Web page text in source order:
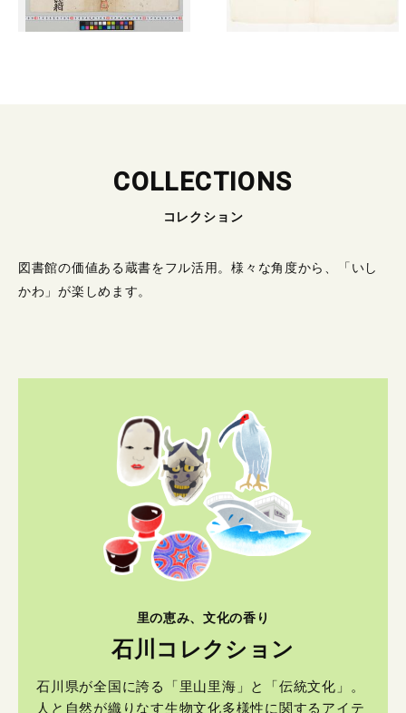
COLLECTIONS
コレクション
図書館の価値ある蔵書をフル活用。様々な角度から、「いし
かわ」が楽しめます。
里の恵み、文化の香り
石川コレクション
石川県が全国に誇る「里山里海」と「伝統文化」。
人と自然が織りなす生物文化多様性に関するアイテ